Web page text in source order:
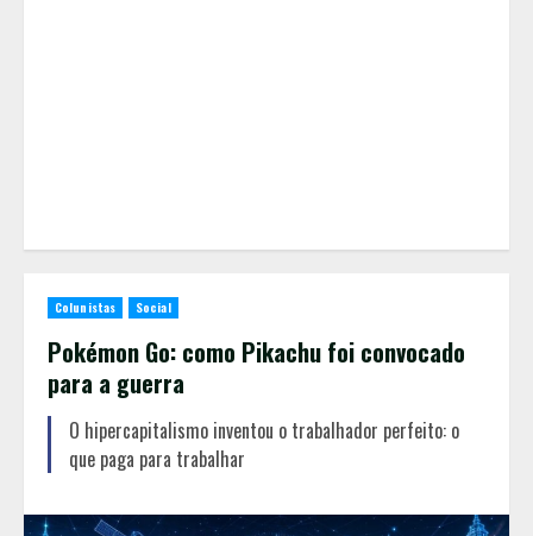
Colunistas Social
Pokémon Go: como Pikachu foi convocado
para a guerra
O hipercapitalismo inventou o trabalhador perfeito: o
que paga para trabalhar